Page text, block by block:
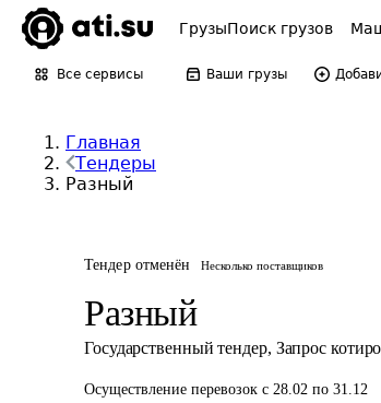
ГрузыПоиск грузов
Все сервисы Ваши грузы
Главная
Тендеры
Разный
Тендер отменён Несколько поставщиков
Разный
Государственный тендер, Запрос
Осуществление перевозок с 28.02 по 31.12